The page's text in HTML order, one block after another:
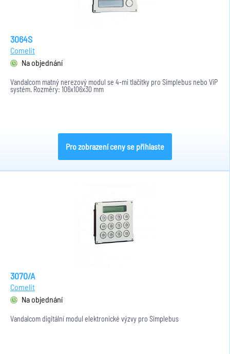
3064S
Comelit
Na objednání
Vandalcom matný nerezový modul se 4-mi tlačítky pro Simplebus nebo ViP
systém. Rozměry: 106x106x30 mm
Pro zobrazení ceny se přihlaste
3070/A
Comelit
Na objednání
Vandalcom digitální modul elektronické výzvy pro Simplebus